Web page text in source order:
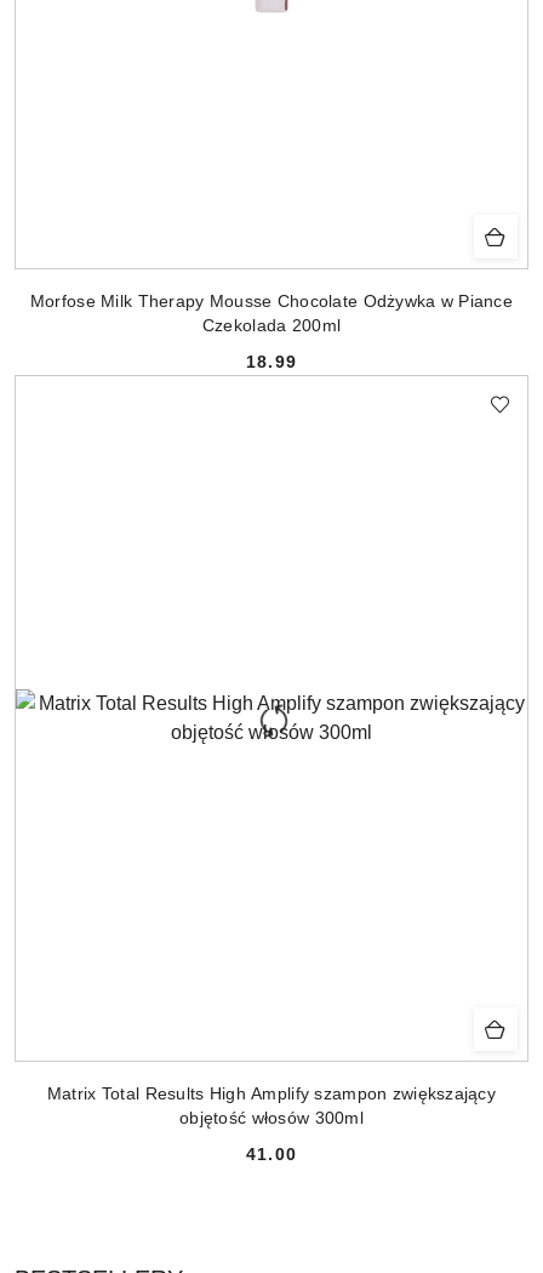
Morfose Milk Therapy Mousse Chocolate Odżywka w Piance
Czekolada 200ml
Cena:
18.99
Matrix Total Results High Amplify szampon zwiększający
objętość włosów 300ml
Cena:
41.00